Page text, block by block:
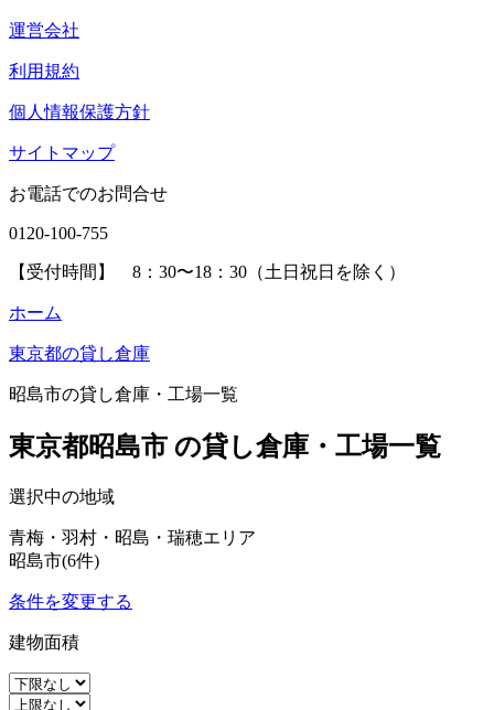
運営会社
利用規約
個人情報保護方針
サイトマップ
お電話でのお問合せ
0120-100-755
【受付時間】 8：30〜18：30（土日祝日を除く）
ホーム
東京都の貸し倉庫
昭島市の貸し倉庫・工場一覧
東京都昭島市 の貸し倉庫・工場一覧
選択中の地域
青梅・羽村・昭島・瑞穂エリア
昭島市(6件)
条件を変更する
建物面積